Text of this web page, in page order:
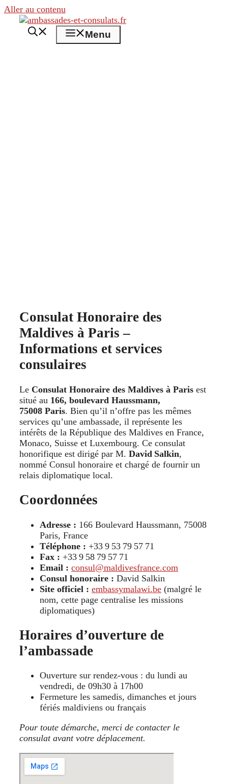
Aller au contenu
Menu
Consulat Honoraire des
Maldives à Paris –
Informations et services
consulaires
Le Consulat Honoraire des Maldives à Paris est
situé au 166, boulevard Haussmann,
75008 Paris. Bien qu’il n’offre pas les mêmes
services qu’une ambassade, il représente les
intérêts de la République des Maldives en France,
Monaco, Suisse et Luxembourg. Ce consulat
honorifique est dirigé par M. David Salkin,
nommé Consul honoraire et chargé de fournir un
relais diplomatique local.
Coordonnées
Adresse : 166 Boulevard Haussmann, 75008
Paris, France
Téléphone : +33 9 53 79 57 71
Fax : +33 9 58 79 57 71
Email : consul@maldivesfrance.com
Consul honoraire : David Salkin
Site officiel : embassymalawi.be (malgré le
nom, cette page centralise les missions
diplomatiques)
Horaires d’ouverture de
l’ambassade
Ouverture sur rendez-vous : du lundi au
vendredi, de 09h30 à 17h00
Fermeture les samedis, dimanches et jours
fériés maldiviens ou français
Pour toute démarche, merci de contacter le
consulat avant votre déplacement.